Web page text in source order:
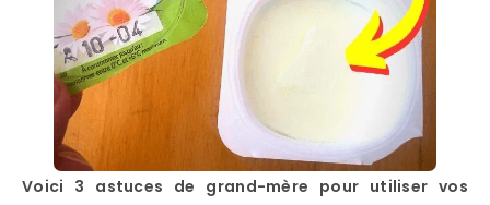
Voici 3 astuces de grand-mère pour utiliser vos